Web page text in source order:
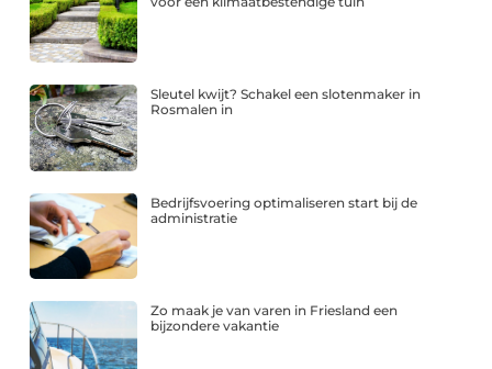
Sleutel kwijt? Schakel een slotenmaker in
Rosmalen in
Bedrijfsvoering optimaliseren start bij de
administratie
Zo maak je van varen in Friesland een
bijzondere vakantie